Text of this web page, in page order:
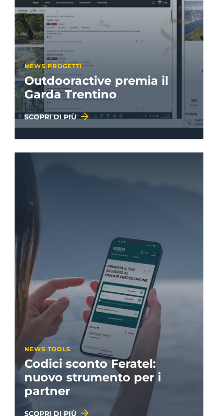
NEWS PROGETTI
Outdooractive premia il
Garda Trentino
SCOPRI DI PIÙ
NEWS TOOLS
Codici sconto Feratel:
nuovo strumento per i
partner
SCOPRI DI PIÙ